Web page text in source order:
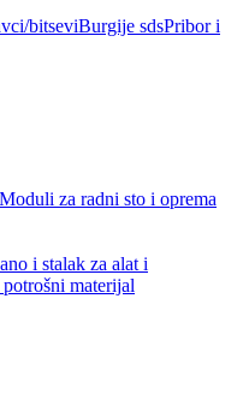
bitseviBurgije sdsPribor i
Moduli za radni sto i oprema
i stalak za alat i
materijal